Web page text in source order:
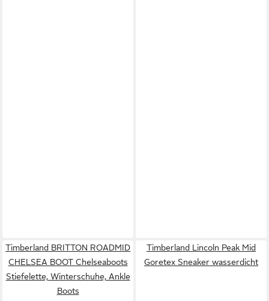
Timberland BRITTON ROADMID
CHELSEA BOOT Chelseaboots
Stiefelette, Winterschuhe, Ankle
Boots
Timberland Lincoln Peak Mid
Goretex Sneaker wasserdicht